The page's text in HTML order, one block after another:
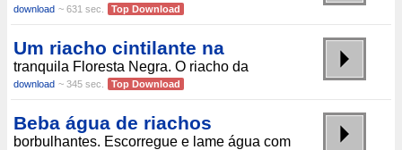
download ~ 631 sec. Top Download
Um riacho cintilante na
tranquila Floresta Negra. O riacho da
download ~ 345 sec. Top Download
Beba água de riachos
borbulhantes. Escorregue e lame água com